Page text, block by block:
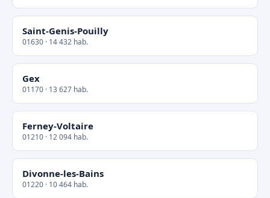
Saint-Genis-Pouilly
01630 · 14 432 hab.
Gex
01170 · 13 627 hab.
Ferney-Voltaire
01210 · 12 094 hab.
Divonne-les-Bains
01220 · 10 464 hab.